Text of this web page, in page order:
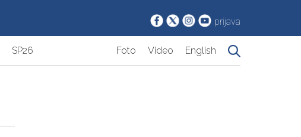
prijava
SP26 Foto Video English